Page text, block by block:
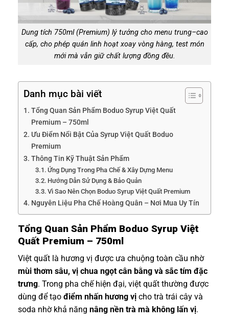
Dung tích 750ml (Premium) lý tưởng cho menu trung–cao
cấp, cho phép quán linh hoạt xoay vòng hàng, test món
mới mà vẫn giữ chất lượng đồng đều.
Danh mục bài viết
Tổng Quan Sản Phẩm Boduo Syrup Việt Quất
Premium – 750ml
Ưu Điểm Nổi Bật Của Syrup Việt Quất Boduo
Premium
Thông Tin Kỹ Thuật Sản Phẩm
Ứng Dụng Trong Pha Chế & Xây Dựng Menu
Hướng Dẫn Sử Dụng & Bảo Quản
Vì Sao Nên Chọn Boduo Syrup Việt Quất Premium
Nguyên Liệu Pha Chế Hoàng Quân – Nơi Mua Uy Tín
Tổng Quan Sản Phẩm Boduo Syrup Việt
Quất Premium – 750ml
Việt quất là hương vị được ưa chuộng toàn cầu nhờ
mùi thơm sâu, vị chua ngọt cân bằng và sắc tím đặc
trưng. Trong pha chế hiện đại, việt quất thường được
dùng để tạo điểm nhấn hương vị cho trà trái cây và
soda nhờ khả năng nâng nền trà mà không lấn vị.